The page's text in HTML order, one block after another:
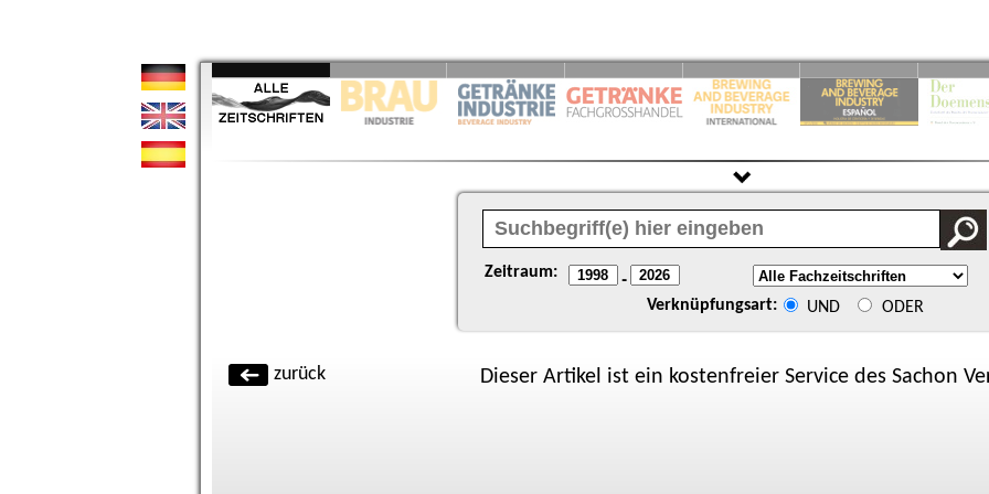
Zeitraum: -
Verknüpfungsart: UND ODER
zurück Dieser Artikel ist ein kostenfreier Service des Sachon